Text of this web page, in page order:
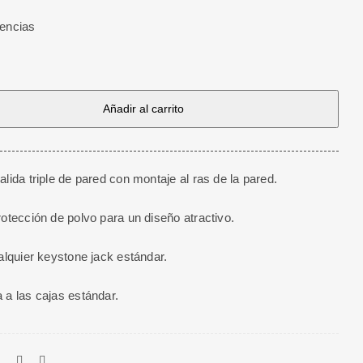
Añadir al carrito
triple de pared con montaje al ras de la pared.
de polvo para un diseño atractivo.
keystone jack estándar.
a las cajas estándar.